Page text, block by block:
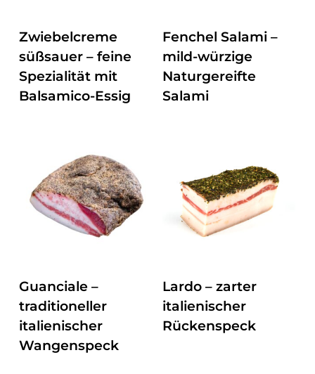
ZUM PRODUKT
Zwiebelcreme
süßsauer – feine
Spezialität mit
Balsamico-Essig
ZUM PRODUKT
Fenchel Salami –
mild-würzige
Naturgereifte
Salami
ZUM PRODUKT
Guanciale –
traditioneller
italienischer
Wangenspeck
ZUM PRODUKT
Lardo – zarter
italienischer
Rückenspeck